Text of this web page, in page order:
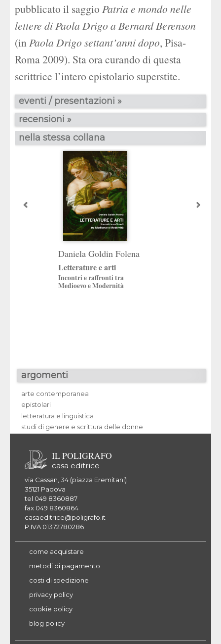
pubblicato il saggio Patria e mondo nelle
lettere di Paola Drigo a Bernard Berenson
(inPaola Drigo settant’anni dopo, Pisa-
Roma 2009). Sta ora curando di questa
scrittrice l’intero epistolario superstite.
eventi / presentazioni »
recensioni »
nella stessa collana
Daniela Goldin Folena
Letterature e arti
Incontri e raffronti tra
Medioevo e Modernità
argomenti
arte contemporanea
epistolari
letteratura e linguistica
studi di genere e scrittura delle donne
IL POLIGRAFO
casa editrice
via Cassan, 34 (piazza Eremitani)
35121 Padova
tel 049 8360887
fax 049 8360864
casaeditrice@poligrafo.it
P.IVA 01372780286
come acquistare
metodi di pagamento
costi di spedizione
privacy policy
cookie policy
blog policy